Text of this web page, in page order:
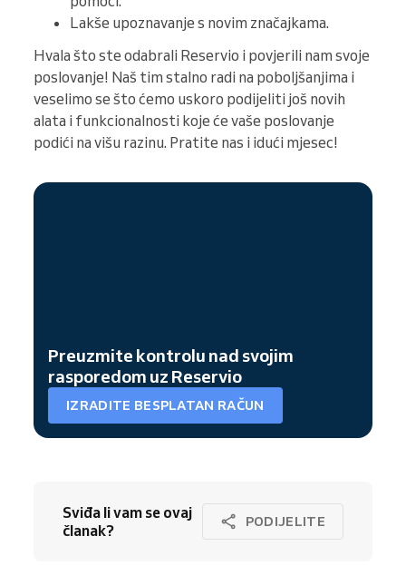
Lakše upoznavanje s novim značajkama.
Hvala što ste odabrali Reservio i povjerili nam svoje
poslovanje! Naš tim stalno radi na poboljšanjima i
veselimo se što ćemo uskoro podijeliti još novih
alata i funkcionalnosti koje će vaše poslovanje
podići na višu razinu. Pratite nas i idući mjesec!
Preuzmite kontrolu nad svojim
rasporedom uz Reservio
IZRADITE BESPLATAN RAČUN
Sviđa li vam se ovaj
članak?
PODIJELITE